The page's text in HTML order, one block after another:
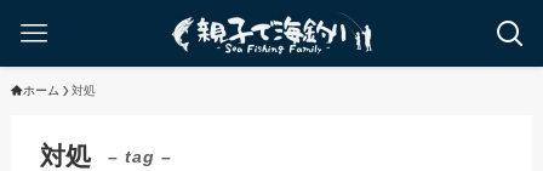
ホーム 対処
対処 – tag –